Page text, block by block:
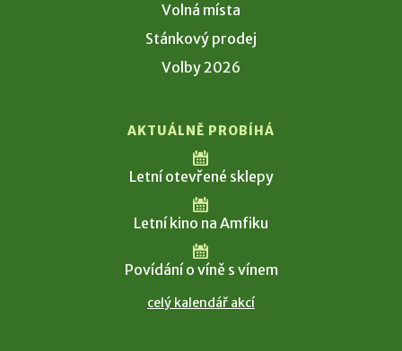
Volná místa
Stánkový prodej
Volby 2026
AKTUÁLNĚ PROBÍHÁ
Letní otevřené sklepy
Letní kino na Amfiku
Povídání o víně s vínem
celý kalendář akcí